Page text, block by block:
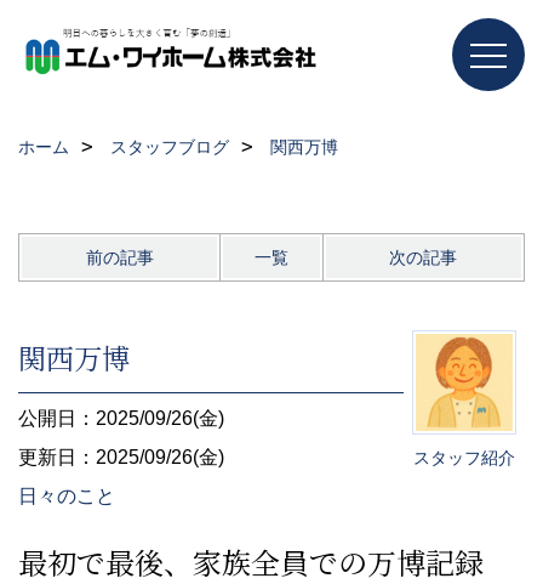
ホーム スタッフブログ 関西万博
前の記事 一覧 次の記事
スタッフ紹介
関西万博
公開日：2025/09/26(金)
更新日：2025/09/26(金)
日々のこと
最初で最後、家族全員での万博記録